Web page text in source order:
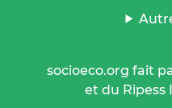
socioeco.org fait
et du